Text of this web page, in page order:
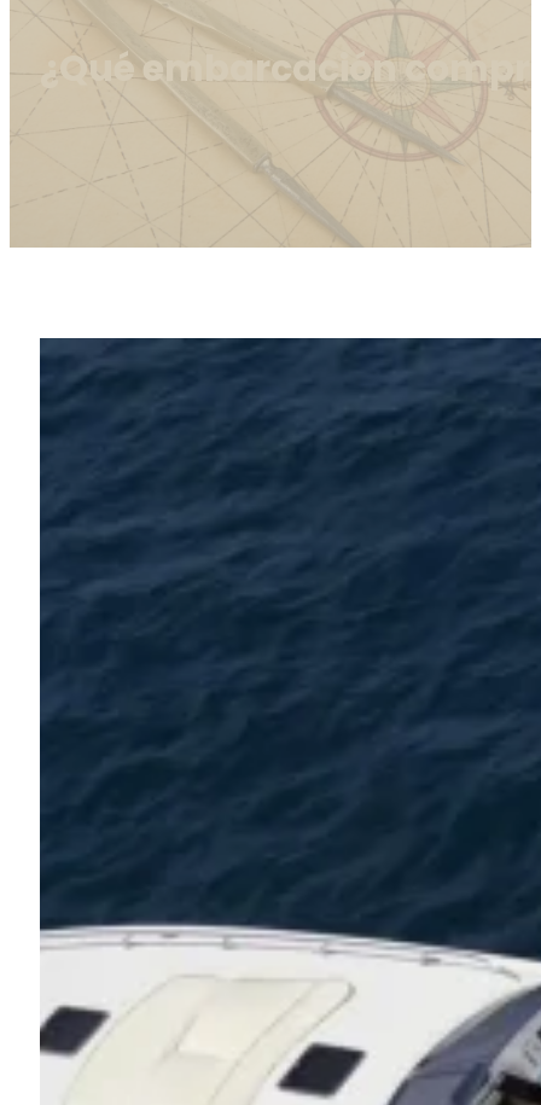
¿Qué embarcación